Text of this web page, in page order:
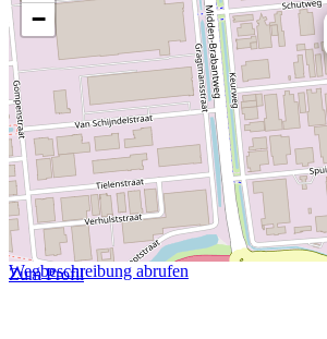
−
Wegbeschreibung abrufen
Zum Profil